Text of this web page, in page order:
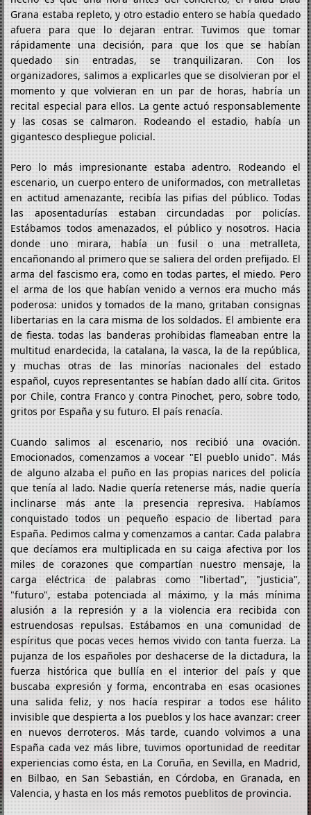
Grana estaba repleto, y otro estadio entero se había quedado
afuera para que lo dejaran entrar. Tuvimos que tomar
rápidamente una decisión, para que los que se habían
quedado sin entradas, se tranquilizaran. Con los
organizadores, salimos a explicarles que se disolvieran por el
momento y que volvieran en un par de horas, habría un
recital especial para ellos. La gente actuó responsablemente
y las cosas se calmaron. Rodeando el estadio, había un
gigantesco despliegue policial.
Pero lo más impresionante estaba adentro. Rodeando el
escenario, un cuerpo entero de uniformados, con metralletas
en actitud amenazante, recibía las pifias del público. Todas
las aposentadurías estaban circundadas por policías.
Estábamos todos amenazados, el público y nosotros. Hacia
donde uno mirara, había un fusil o una metralleta,
encañonando al primero que se saliera del orden prefijado. El
arma del fascismo era, como en todas partes, el miedo. Pero
el arma de los que habían venido a vernos era mucho más
poderosa: unidos y tomados de la mano, gritaban consignas
libertarias en la cara misma de los soldados. El ambiente era
de fiesta. todas las banderas prohibidas flameaban entre la
multitud enardecida, la catalana, la vasca, la de la república,
y muchas otras de las minorías nacionales del estado
español, cuyos representantes se habían dado allí cita. Gritos
por Chile, contra Franco y contra Pinochet, pero, sobre todo,
gritos por España y su futuro. El país renacía.
Cuando salimos al escenario, nos recibió una ovación.
Emocionados, comenzamos a vocear "El pueblo unido". Más
de alguno alzaba el puño en las propias narices del policía
que tenía al lado. Nadie quería retenerse más, nadie quería
inclinarse más ante la presencia represiva. Habíamos
conquistado todos un pequeño espacio de libertad para
España. Pedimos calma y comenzamos a cantar. Cada palabra
que decíamos era multiplicada en su caiga afectiva por los
miles de corazones que compartían nuestro mensaje, la
carga eléctrica de palabras como "libertad", "justicia",
"futuro", estaba potenciada al máximo, y la más mínima
alusión a la represión y a la violencia era recibida con
estruendosas repulsas. Estábamos en una comunidad de
espíritus que pocas veces hemos vivido con tanta fuerza. La
pujanza de los españoles por deshacerse de la dictadura, la
fuerza histórica que bullía en el interior del país y que
buscaba expresión y forma, encontraba en esas ocasiones
una salida feliz, y nos hacía respirar a todos ese hálito
invisible que despierta a los pueblos y los hace avanzar: creer
en nuevos derroteros. Más tarde, cuando volvimos a una
España cada vez más libre, tuvimos oportunidad de reeditar
experiencias como ésta, en La Coruña, en Sevilla, en Madrid,
en Bilbao, en San Sebastián, en Córdoba, en Granada, en
Valencia, y hasta en los más remotos pueblitos de provincia.